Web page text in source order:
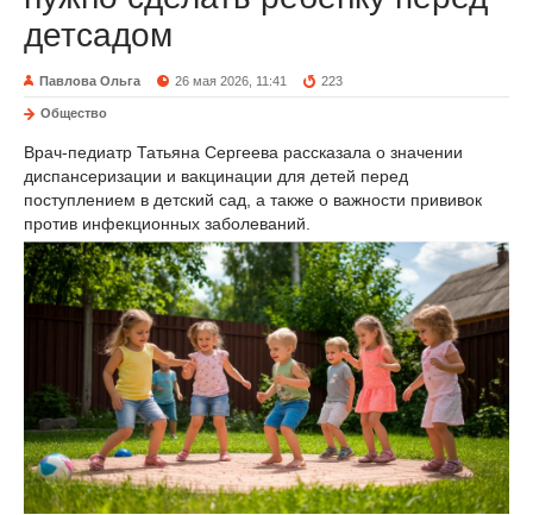
детсадом
Павлова Ольга 26 мая 2026, 11:41 223
Общество
Врач-педиатр Татьяна Сергеева рассказала о значении
диспансеризации и вакцинации для детей перед
поступлением в детский сад, а также о важности прививок
против инфекционных заболеваний.